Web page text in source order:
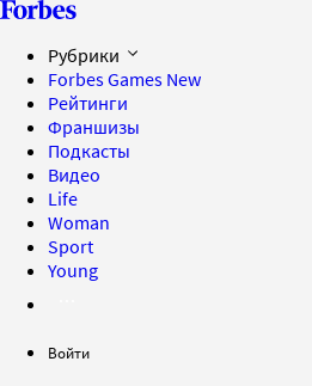
Рубрики
Forbes Games New
Рейтинги
Франшизы
Подкасты
Видео
Life
Woman
Sport
Young
Войти